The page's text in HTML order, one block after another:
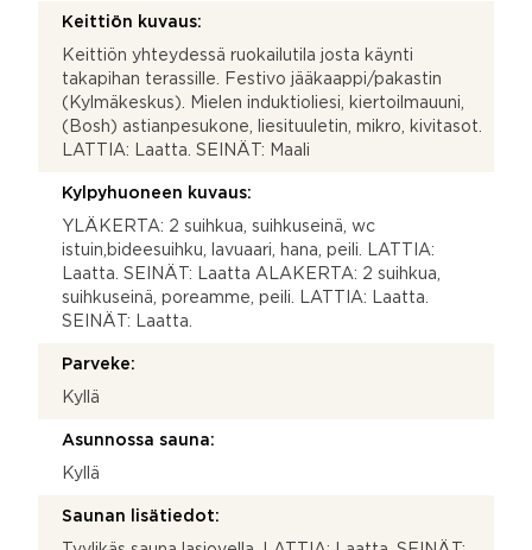
Keittiön kuvaus:
Keittiön yhteydessä ruokailutila josta käynti
takapihan terassille. Festivo jääkaappi/pakastin
(Kylmäkeskus). Mielen induktioliesi, kiertoilmauuni,
(Bosh) astianpesukone, liesituuletin, mikro, kivitasot.
LATTIA: Laatta. SEINÄT: Maali
Kylpyhuoneen kuvaus:
YLÄKERTA: 2 suihkua, suihkuseinä, wc
istuin,bideesuihku, lavuaari, hana, peili. LATTIA:
Laatta. SEINÄT: Laatta ALAKERTA: 2 suihkua,
suihkuseinä, poreamme, peili. LATTIA: Laatta.
SEINÄT: Laatta.
Parveke:
Kyllä
Asunnossa sauna:
Kyllä
Saunan lisätiedot: